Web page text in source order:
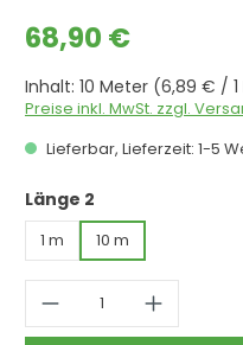
Regulärer Preis:
68,90 €
Inhalt: 10 Meter (6,89 € /
Preise inkl. MwSt. zzgl.
Lieferbar, Lieferzeit: 1-5
Länge 2
1 m 10 m
Produkt